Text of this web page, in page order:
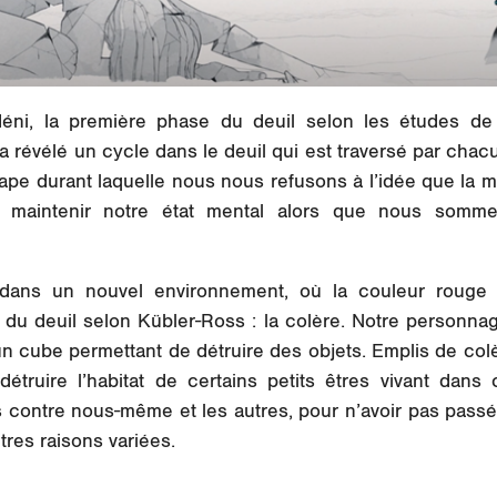
la première phase du deuil selon les études
révélé un cycle dans le deuil qui est traversé par
durant laquelle nous nous refusons à l’idée que la
notre état mental alors que nous
un nouvel environnement, où la couleur
deuil selon Kübler-Ross : la colère. Notre
cube permettant de détruire des objets. Emplis de
l’habitat de certains petits êtres vivant dans
nous-même et les autres, pour n’avoir pas
raisons variées.